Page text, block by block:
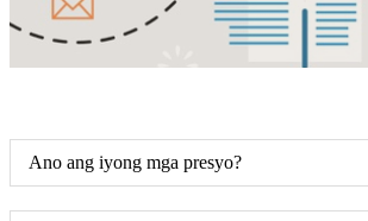
Ano ang iyong mga presyo?